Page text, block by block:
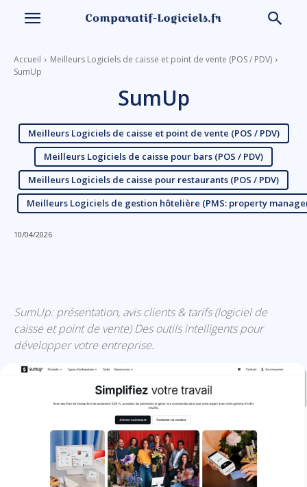
Accueil
Meilleurs Logiciels de caisse et point de vente (POS / PDV)
SumUp
SumUp
Meilleurs Logiciels de caisse et point de vente (POS / PDV)
Meilleurs Logiciels de caisse pour bars (POS / PDV)
Meilleurs Logiciels de caisse pour restaurants (POS / PDV)
Meilleurs Logiciels de gestion hôtelière (PMS: property
10/04/2026
SumUp: présentation, avis clients & tarifs (logiciel de
caisse et point de vente) Des outils intelligents pour
développer votre entreprise.